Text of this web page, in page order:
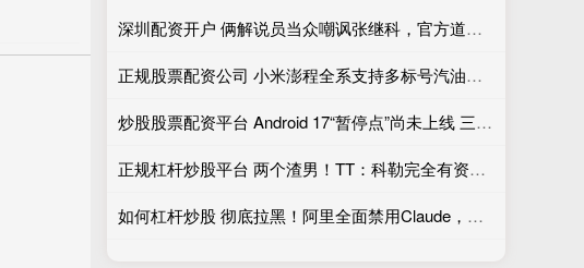
深圳配资开户 俩解说员当众嘲讽张继科，官方道歉+解雇肇事者，有些话不能乱说
正规股票配资公司 小米澎程全系支持多标号汽油引争议，徐洁云：XX
炒股股票配资平台 Android 17“暂停点”尚未上线 三种方法教你提前复制
正规杠杆炒股平台 两个渣男！TT：科勒完全有资格给我和奥多姆一人来上几拳
如何杠杆炒股 彻底拉黑！阿里全面禁用Claude，打响中企反制美国AI“第一枪”